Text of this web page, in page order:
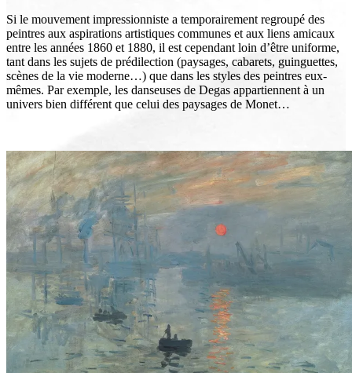
Si le mouvement impressionniste a temporairement regroupé des
peintres aux aspirations artistiques communes et aux liens amicaux
entre les années 1860 et 1880, il est cependant loin d’être uniforme,
tant dans les sujets de prédilection (paysages, cabarets, guinguettes,
scènes de la vie moderne…) que dans les styles des peintres eux-
mêmes. Par exemple, les danseuses de Degas appartiennent à un
univers bien différent que celui des paysages de Monet…